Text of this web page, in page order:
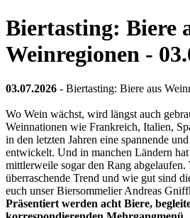
Biertasting: Biere
Weinregionen -
03.07.2026 - Biertasting: Biere aus
Wo Wein wächst, wird längst auch
Weinnationen wie Frankreich, Italien,
in den letzten Jahren eine spannende
entwickelt. Und in manchen Ländern
mittlerweile sogar den Rang abgelaufen.
überraschende Trend und wie gut sind
euch unser Biersommelier Andreas
Präsentiert werden acht Biere,